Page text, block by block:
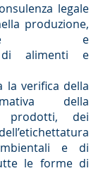
legale
produzione,
e
di alimenti e
la verifica della
della
prodotti, dei
e di
le forme di